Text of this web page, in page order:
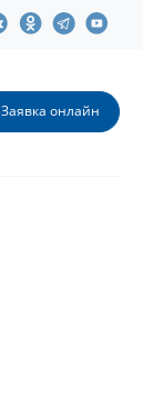
Заявка онлайн